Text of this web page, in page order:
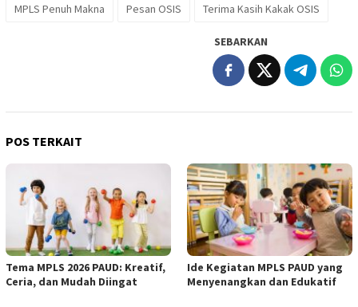
MPLS Penuh Makna Pesan OSIS Terima Kasih Kakak OSIS
SEBARKAN
POS TERKAIT
Tema MPLS 2026 PAUD: Kreatif,
Ceria, dan Mudah Diingat
Ide Kegiatan MPLS PAUD yang
Menyenangkan dan Edukatif